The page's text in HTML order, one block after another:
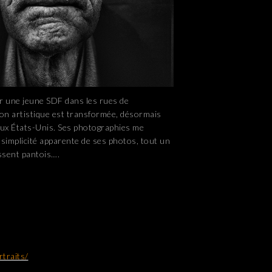
jeune SDF dans les rues de
artistique est transformée, désormais
États-Unis. Ses photographies me
apparente de ses photos, tout un
pantois….